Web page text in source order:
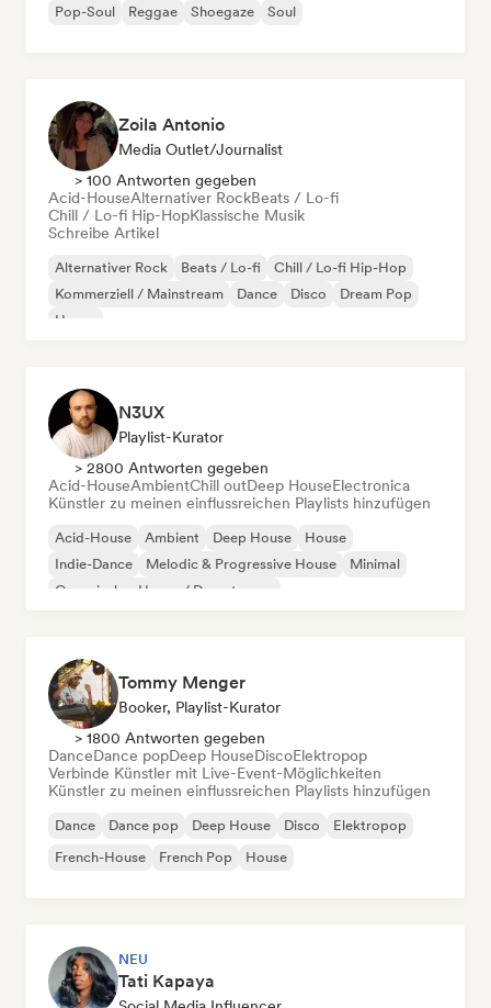
Pop-Soul
Reggae Shoegaze Soul
Zoila Antonio
Media Outlet/Journalist
> 100 Antworten gegeben
Acid-HouseAlternativer RockBeats / Lo-fi
Chill / Lo-fi Hip-HopKlassische Musik
Schreibe Artikel
Alternativer Rock Beats / Lo-fi
Chill / Lo-fi Hip-Hop
Kommerziell / Mainstream
Dance Disco
Dream Pop
House
N3UX
Playlist-Kurator
> 2800 Antworten gegeben
Acid-HouseAmbientChill outDeep HouseElectronica
Künstler zu meinen einflussreichen Playlists hinzufügen
Acid-House Ambient Deep House
House
Indie-Dance
Melodic & Progressive House
Minimal
Organischer House / Downtempo
Tommy Menger
Booker, Playlist-Kurator
> 1800 Antworten gegeben
DanceDance popDeep HouseDiscoElektropop
Verbinde Künstler mit Live-Event-Möglichkeiten
Künstler zu meinen einflussreichen Playlists hinzufügen
Dance Dance pop Deep House Disco
Elektropop
French-House
French Pop House
NEU
Tati Kapaya